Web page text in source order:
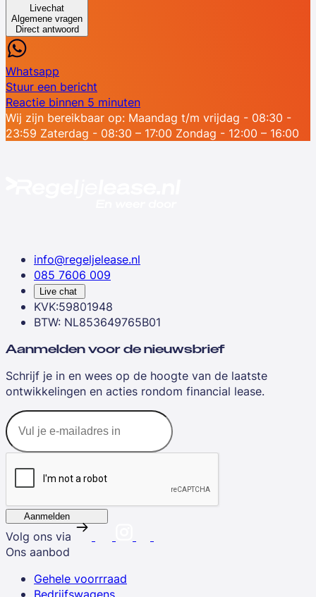
Livechat
Algemene vragen
Direct antwoord
Whatsapp
Stuur een bericht
Reactie binnen 5 minuten
Wij zijn bereikbaar op: Maandag t/m vrijdag - 08:30 -
23:59 Zaterdag - 08:30 – 17:00 Zondag - 12:00 – 16:00
info@regeljelease.nl
085 7606 009
Live chat
KVK:59801948
BTW: NL853649765B01
Aanmelden voor de nieuwsbrief
Schrijf je in en wees op de hoogte van de laatste
ontwikkelingen en acties rondom financial lease.
Aanmelden
Volg ons via
Ons aanbod
Gehele voorrraad